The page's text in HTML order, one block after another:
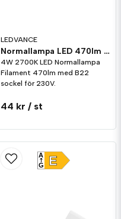
LEDVANCE
Normallampa LED 470lm B22 2700K Ledvance
4W 2700K LED Normallampa
Filament 470lm med B22
sockel för 230V.
44 kr / st
E
A
G